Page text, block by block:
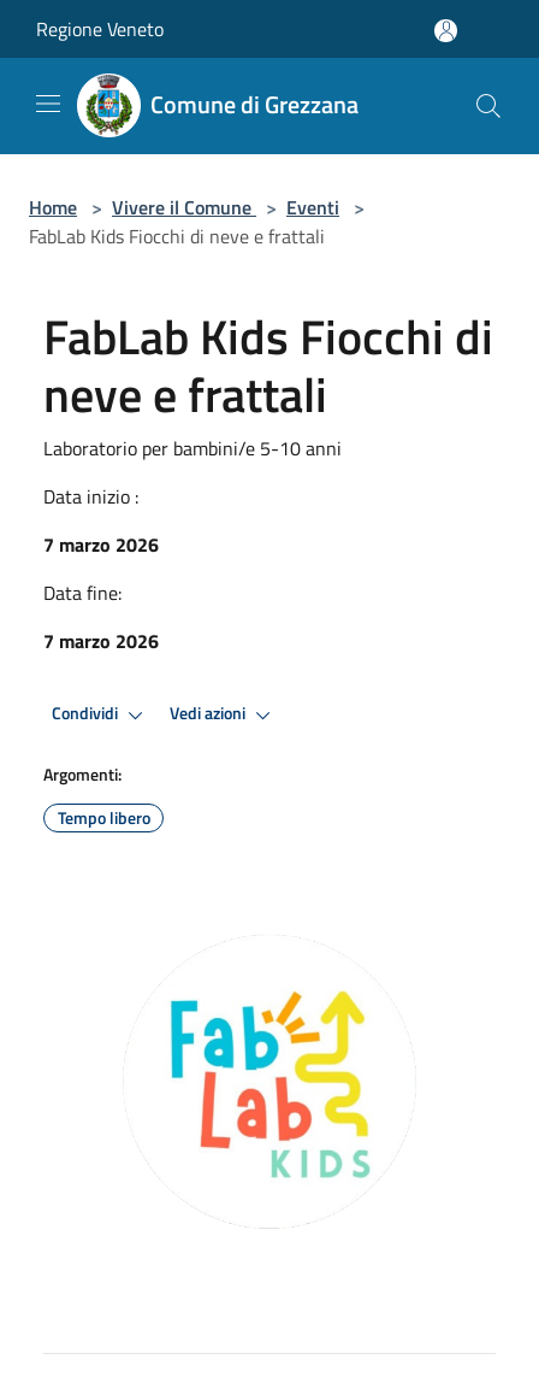
Regione Veneto
Comune di Grezzana
Home > Vivere il Comune > Eventi >
FabLab Kids Fiocchi di neve e frattali
FabLab Kids Fiocchi di
neve e frattali
Laboratorio per bambini/e 5-10 anni
Data inizio :
7 marzo 2026
Data fine:
7 marzo 2026
Condividi Vedi azioni
Argomenti:
Tempo libero